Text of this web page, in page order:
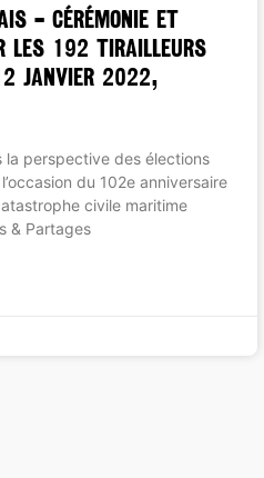
– Cérémonie et
les 192 tirailleurs
janvier 2022,
la perspective des élections
du 102e anniversaire
civile maritime
& Partages